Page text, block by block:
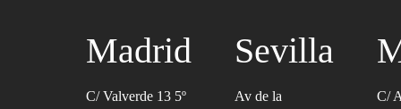
Madrid
C/ Valverde 13 5º
Sevilla
Av de la
C/